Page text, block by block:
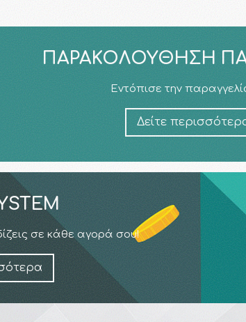
ΠΑΡΑΚΟΛΟΎΘΗΣΗ
Εντόπισε την
Δείτε
σε κάθε αγορά σου!